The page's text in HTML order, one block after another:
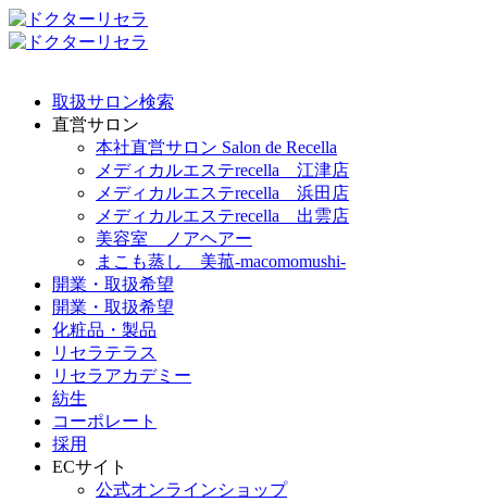
取扱サロン検索
直営サロン
本社直営サロン Salon de Recella
メディカルエステrecella 江津店
メディカルエステrecella 浜田店
メディカルエステrecella 出雲店
美容室 ノアヘアー
まこも蒸し 美菰-macomomushi-
開業・取扱希望
開業・取扱希望
化粧品・製品
リセラテラス
リセラアカデミー
紡生
コーポレート
採用
ECサイト
公式オンラインショップ